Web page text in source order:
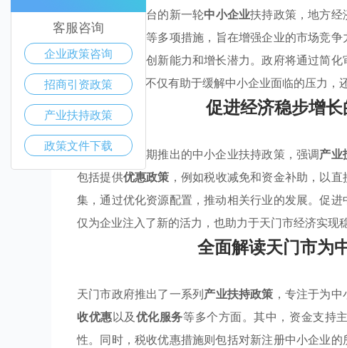
随着天门市出台的新一轮中小企业扶持政策，地方
惠和 优化服务 等多项措施，旨在增强企业的市场竞
进一步激发其创新能力和增长潜力。政府将通过简
率。这些举措不仅有助于缓解中小企业面临的压力，
促进经济稳步增
天门市政府近期推出的中小企业扶持政策，强调产业
包括提供优惠政策 ，例如税收减免和资金补助，以
集，通过优化资源配置，推动相关行业的发展。促
仅为企业注入了新的活力，也助力于天门市经济实现
全面解读天门市为
天门市政府推出了一系列产业扶持政策 ，专注于为
收优惠以及优化服务等多个方面。其中，资金支持
性。同时，税收优惠措施则包括对新注册中小企业
客服咨询
企业政策咨询
招商引资政策
产业扶持政策
政策文件下载